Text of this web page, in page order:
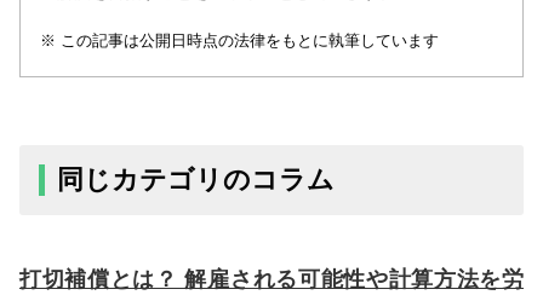
この記事は公開日時点の法律をもとに執筆しています
同じカテゴリのコラム
打切補償とは？ 解雇される可能性や計算方法を労